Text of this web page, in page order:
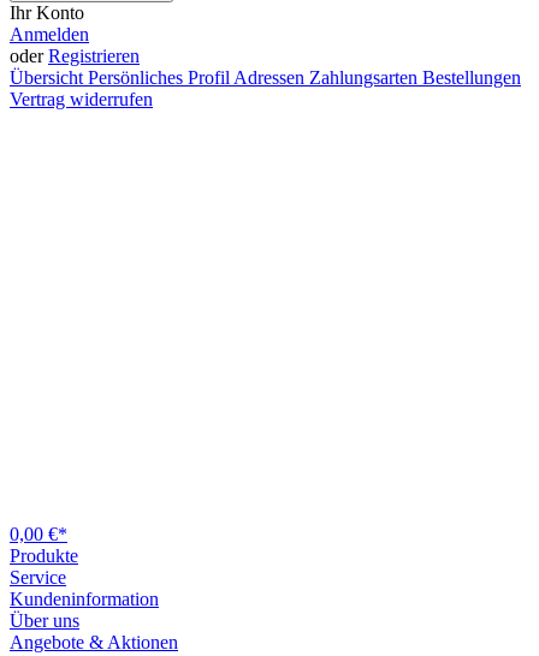
Ihr Konto
Anmelden
oderRegistrieren
Übersicht Persönliches Profil Adressen Zahlungsarten Bestellungen
Vertrag widerrufen
0,00 €*
Produkte
Service
Kundeninformation
Über uns
Angebote & Aktionen